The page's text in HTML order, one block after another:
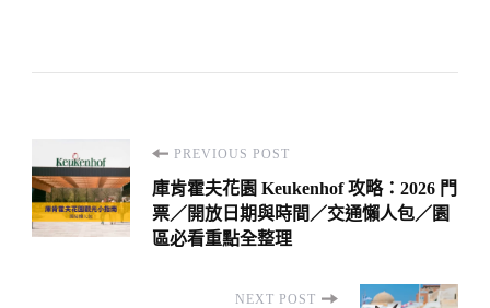
Post
Navigation
PREVIOUS POST
庫肯霍夫花園 Keukenhof 攻略：2026 門
票／開放日期與時間／交通懶人包／園
區必看重點全整理
NEXT POST